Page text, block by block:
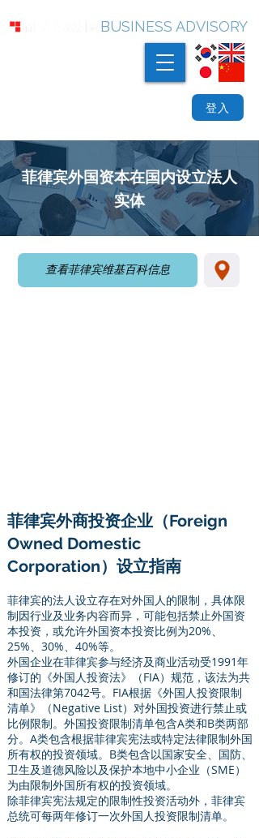
BUSINESS ADVISORY
登入
菲律宾外国资本在国内设立法人
实体
查看菲律宾维基百科信息
菲律宾外商投资企业（Foreign
Owned Domestic
Corporation）设立指南
菲律宾的法人设立存在对外国人的限制，具体限
制因行业及业务内容而异，可能包括禁止外国资
本投资，或允许外国资本投资比例为20%、
25%、30%、40%等。
外国企业在菲律宾参与经济及商业活动受1991年
修订的《外国人投资法》（FIA）规范，该法为共
和国法律第7042号。FIA根据《外国人投资限制
清单》（Negative List）对外国投资进行禁止或
比例限制。外国投资限制清单包含A类和B类两部
分。A类包含根据菲律宾宪法或特定法律限制外国
所有权的投资领域。B类包含以国家安全、国防、
卫生及道德风险以及保护本地中小企业（SME）
为由限制外国所有权的投资领域。
除菲律宾宪法规定的限制性投资活动外，菲律宾
总统可每两年修订一次外国人投资限制清单。